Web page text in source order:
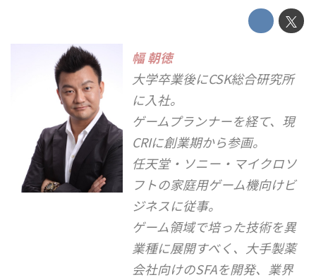
幅 朝徳
大学卒業後にCSK総合研究所
に入社。
ゲームプランナーを経て、現
CRIに創業期から参画。
任天堂・ソニー・マイクロソ
フトの家庭用ゲーム機向けビ
ジネスに従事。
ゲーム領域で培った技術を異
業種に展開すべく、大手製薬
会社向けのSFAを開発、業界